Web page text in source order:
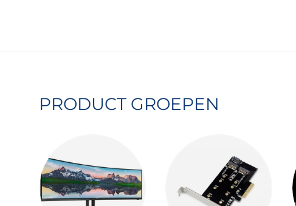
PRODUCT GROEPEN